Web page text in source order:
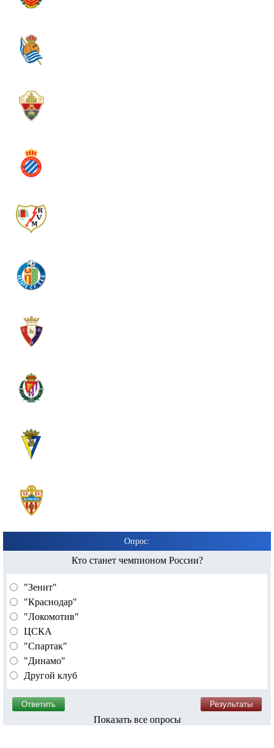
Опрос:
Кто станет чемпионом России?
"Зенит"
"Краснодар"
"Локомотив"
ЦСКА
"Спартак"
"Динамо"
Другой клуб
Показать все опросы